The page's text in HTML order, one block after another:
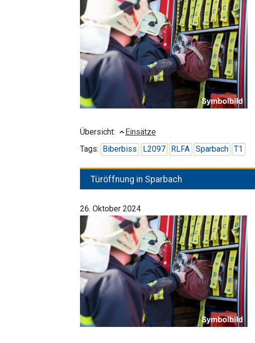
Übersicht:
Einsätze
Tags:
Biberbiss L2097 RLFA Sparbach T1
Türöffnung in Sparbach
26. Oktober 2024